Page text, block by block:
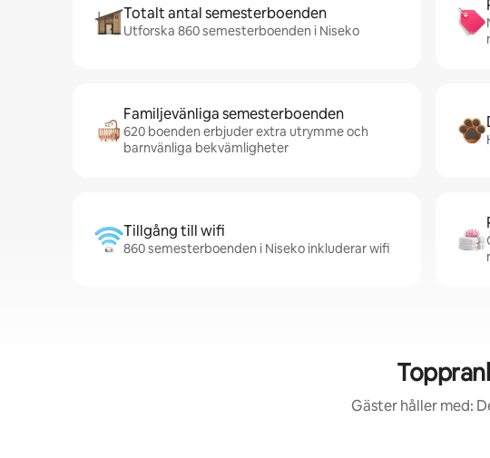
Totalt antal semesterboenden
Utforska 860 semesterboenden i Niseko
Familjevänliga semesterboenden
620 boenden erbjuder extra utrymme och
barnvänliga bekvämligheter
Tillgång till wifi
860 semesterboenden i Niseko inkluderar wifi
Gäster håller med: